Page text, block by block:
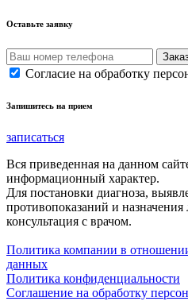
Оставьте заявку
Согласие на обработку
Запишитесь на прием
записаться
Вся приведенная на данном
информационный характер.
Для постановки диагноза,
противопоказаний и
консультация с врачом.
Политика компании в
данных
Политика конфиденциальности
Соглашение на обработку